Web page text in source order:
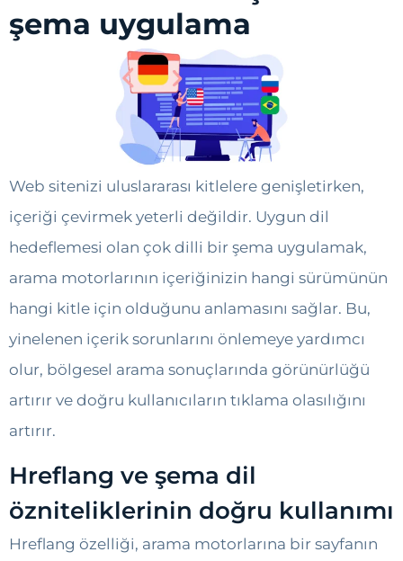
şema uygulama
Web sitenizi uluslararası kitlelere genişletirken,
içeriği çevirmek yeterli değildir. Uygun dil
hedeflemesi olan çok dilli bir şema uygulamak,
arama motorlarının içeriğinizin hangi sürümünün
hangi kitle için olduğunu anlamasını sağlar. Bu,
yinelenen içerik sorunlarını önlemeye yardımcı
olur, bölgesel arama sonuçlarında görünürlüğü
artırır ve doğru kullanıcıların tıklama olasılığını
artırır.
Hreflang ve şema dil
özniteliklerinin doğru kullanımı
Hreflang özelliği, arama motorlarına bir sayfanın